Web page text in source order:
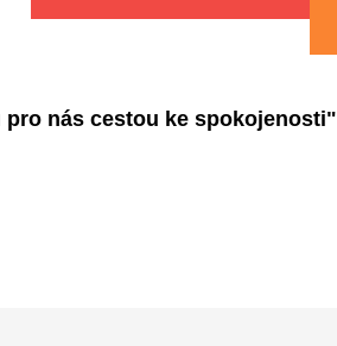
nás cestou ke spokojenosti"